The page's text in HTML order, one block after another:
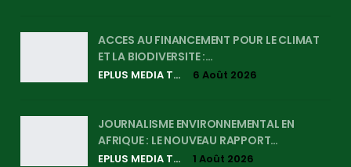
ACCES AU FINANCEMENT POUR LE CLIMAT
ET LA BIODIVERSITE :…
EPLUS MEDIA TV 6 Août 2026
JOURNALISME ENVIRONNEMENTAL EN
AFRIQUE : LE NOUVEAU RAPPORT…
EPLUS MEDIA TV 1 Août 2026